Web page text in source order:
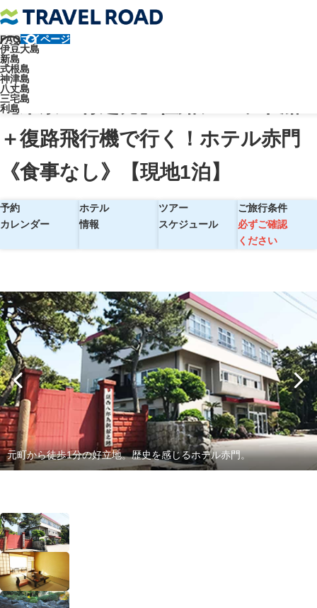
FAQマイページ
伊豆大島
新島
式根島
神津島
八丈島
三宅島
利島
トラベルロード
【東京・竹芝発】往路ジェット船＋復路飛行機で行く！ホテル赤門《食
事なし》【現地1泊】
【東京・竹芝発】往路ジェット船
＋復路飛行機で行く！ホテル赤門
《食事なし》【現地1泊】
予約
カレンダー
ホテル
情報
ツアー
スケジュール
ご旅行条件
必ずご確認
ください
元町から徒歩1分の好立地。歴史を感じるホテル赤門。